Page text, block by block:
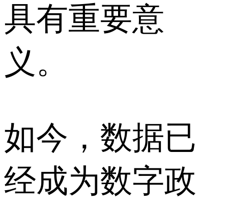
具有重要意
义。
如今，数据已
经成为数字政